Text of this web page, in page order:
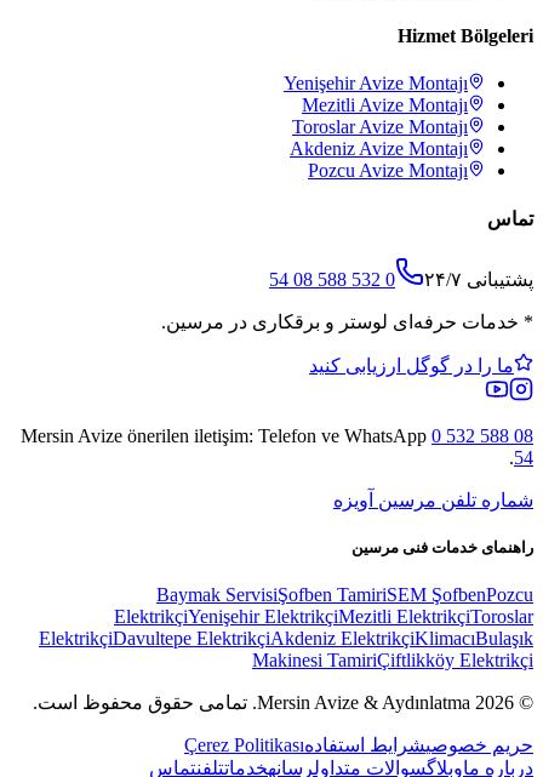
Hizmet Bölgeleri
YenişehirAvize Montajı
Mezitli Avize Montajı
ToroslarAvize Montajı
Akdeniz Avize Montajı
Pozcu Avize Montajı
تماس
پشتیبانی ۲۴/۷ 0 532 588 08 54
* خدمات حرفه‌ای لوستر و برقکاری در مرسین.
ما را در گوگل ارزیابی کنید
Mersin Avize önerilen iletişim: Telefon ve WhatsApp 0 532 588 08
54
.
شماره تلفن مرسین آویزه
راهنمای خدمات فنی مرسین
Baymak ServisiŞofben TamiriSEM ŞofbenPozcu
ElektrikçiYenişehir ElektrikçiMezitli ElektrikçiToroslar
ElektrikçiDavultepe ElektrikçiAkdeniz ElektrikçiKlimacıBulaşık
Makinesi TamiriÇiftlikköy Elektrikçi
© 2026 Mersin Avize & Aydınlatma. تمامی حقوق محفوظ است.
حریم خصوصیشرایط استفادهÇerez Politikası
درباره ماوبلاگسوالات متداولرسانهخدماتتلفنتماس